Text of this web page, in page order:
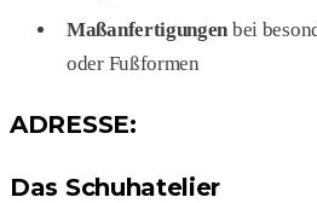
Maßanfertigungen bei
oder Fußformen
ADRESSE:
Das Schuhatelier